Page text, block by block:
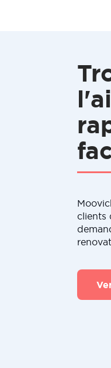
clients